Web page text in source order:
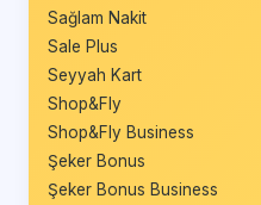
Sağlam Nakit
Sale Plus
Seyyah Kart
Shop&Fly
Shop&Fly Business
Şeker Bonus
Şeker Bonus Business